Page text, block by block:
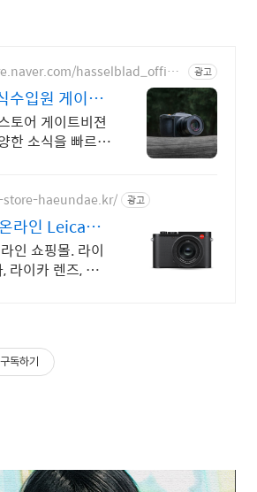
hasselblad_officia 광고
수입원 게이트
토어 게이트비젼
한 소식을 빠르게
haeundae.kr/ 광고
라인 Leica
인 쇼핑몰. 라이
라이카 렌즈, 액
구독하기